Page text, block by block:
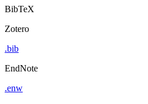
BibTeX
Zotero
.bib
EndNote
.enw